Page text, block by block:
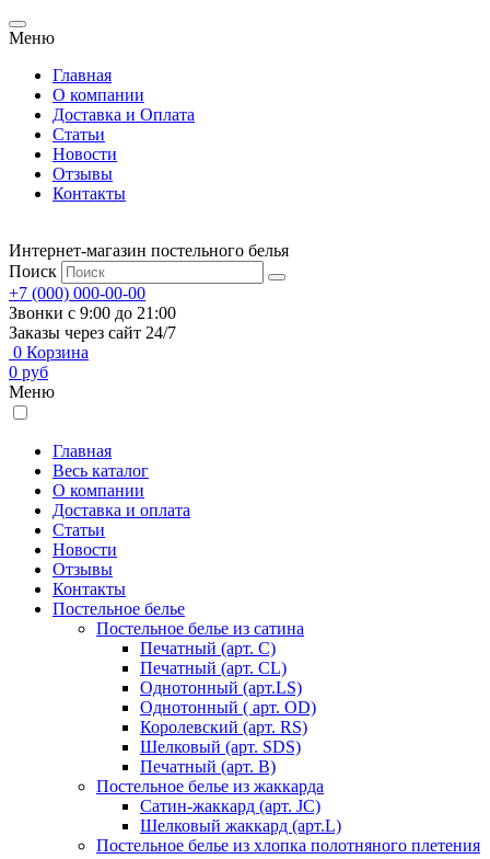
Меню
Главная
О компании
Доставка и Оплата
Статьи
Новости
Отзывы
Контакты
Интернет-магазин постельного белья
Поиск
+7 (000) 000-00-00
Звонки с 9:00 до 21:00
Заказы через сайт 24/7
0 Корзина
0 руб
Меню
Главная
Весь каталог
О компании
Доставка и оплата
Статьи
Новости
Отзывы
Контакты
Постельное белье
Постельное белье из сатина
Печатный (арт. С)
Печатный (арт. СL)
Однотонный (арт.LS)
Однотонный ( арт. OD)
Королевский (арт. RS)
Шелковый (арт. SDS)
Печатный (арт. В)
Постельное белье из жаккарда
Сатин-жаккард (арт. JC)
Шелковый жаккард (арт.L)
Постельное белье из хлопка полотняного плетения